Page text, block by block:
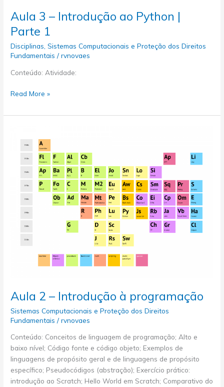
ao
Python
|
Parte
Aula 3 – Introdução ao Python |
Parte 1
Disciplinas ,Sistemas Computacionais e Proteção dos Direitos
Fundamentais /rvnovaes
Conteúdo: Atividade:
Aula
–
Python
Parte
Read More »
Aula 2 – Introdução à programação
Sistemas Computacionais e Proteção dos Direitos
Fundamentais /rvnovaes
Conteúdo: Conceitos de linguagem de programação; Alto e
baixo nível; Código fonte e código objeto; Exemplos de
linguagens de propósito geral e de linguagens de propósito
específico; Pseudocódigos (abstração); Exercício prático:
introdução ao Scratch; Hello World em Scratch; Comparativo do